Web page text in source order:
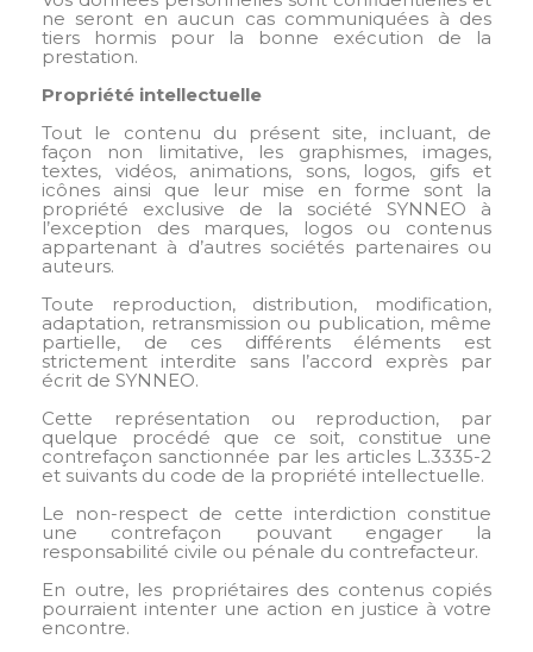
ne seront en aucun cas communiquées à des
tiers hormis pour la bonne exécution de la
prestation.
Propriété intellectuelle
Tout le contenu du présent site, incluant, de
façon non limitative, les graphismes, images,
textes, vidéos, animations, sons, logos, gifs et
icônes ainsi que leur mise en forme sont la
propriété exclusive de la société SYNNEO à
l’exception des marques, logos ou contenus
appartenant à d’autres sociétés partenaires ou
auteurs.
Toute reproduction, distribution, modification,
adaptation, retransmission ou publication, même
partielle, de ces différents éléments est
strictement interdite sans l’accord exprès par
écrit de SYNNEO.
Cette représentation ou reproduction, par
quelque procédé que ce soit, constitue une
contrefaçon sanctionnée par les articles L.3335-2
et suivants du code de la propriété intellectuelle.
Le non-respect de cette interdiction constitue
une contrefaçon pouvant engager la
responsabilité civile ou pénale du contrefacteur.
En outre, les propriétaires des contenus copiés
pourraient intenter une action en justice à votre
encontre.